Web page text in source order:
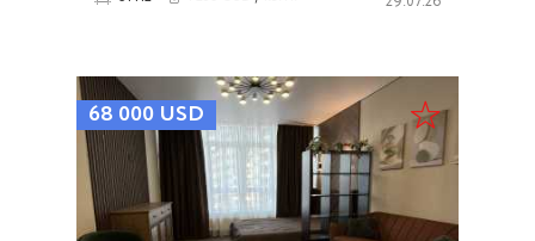
68 000 USD